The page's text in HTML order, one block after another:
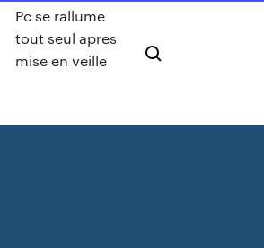
Pc se rallume
tout seul apres
mise en veille